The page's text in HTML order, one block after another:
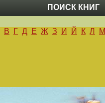
ПОИСК КНИГ
В Г Д Е Ж З И Й К Л М